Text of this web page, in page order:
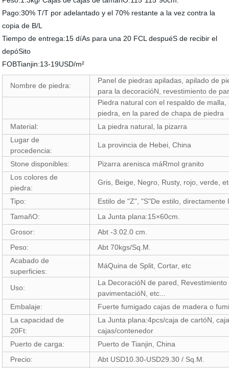
Pago:30% T/T por adelantado y el 70% restante a la vez contra la
copia de B/L
Tiempo de entrega:15 díAs para una 20 FCL despuéS de recibir el
depóSito
FOBTianjin:13-19USD/m²
Nombre de piedra:
Panel de piedras apiladas, apilado de
para la decoracióN, revestimiento de
Piedra natural con el respaldo de
piedra, en la pared de chapa de piedra
Material:
La piedra natural, la pizarra
Lugar de
procedencia:
La provincia de Hebei, China
Stone disponibles:
Pizarra arenisca máRmol granito
Los colores de
piedra:
Gris, Beige, Negro, Rusty, rojo, verde,
Tipo:
Estilo de "Z", "S"De estilo, directamente
TamañO:
La Junta plana:15×60cm.
Grosor:
Abt -3.02.0 cm.
Peso:
Abt 70kgs/Sq.M.
Acabado de
superficies:
MáQuina de Split, Cortar, etc
Uso:
La DecoracióN de pared,
pavimentacióN, etc...
Embalaje:
Fuerte fumigado cajas de madera o
La capacidad de
20Ft:
La Junta plana:4pcs/caja de cartóN,
cajas/contenedor
Puerto de carga:
Puerto de Tianjin, China
Precio:
Abt USD10.30-USD29.30 / Sq.M.